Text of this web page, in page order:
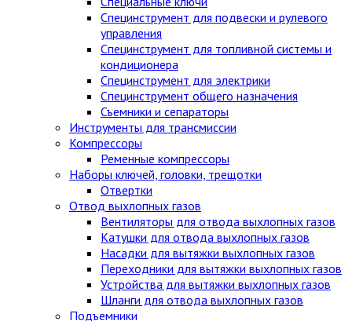
Специнструмент для подвески и рулевого
управления
Специнструмент для топливной системы и
кондиционера
Специнструмент для электрики
Специнструмент общего назначения
Съемники и сепараторы
Инструменты для трансмиссии
Компрессоры
Ременные компрессоры
Наборы ключей, головки, трещотки
Отвертки
Отвод выхлопных газов
Вентиляторы для отвода выхлопных газов
Катушки для отвода выхлопных газов
Насадки для вытяжки выхлопных газов
Переходники для вытяжки выхлопных газов
Устройства для вытяжки выхлопных газов
Шланги для отвода выхлопных газов
Подъемники